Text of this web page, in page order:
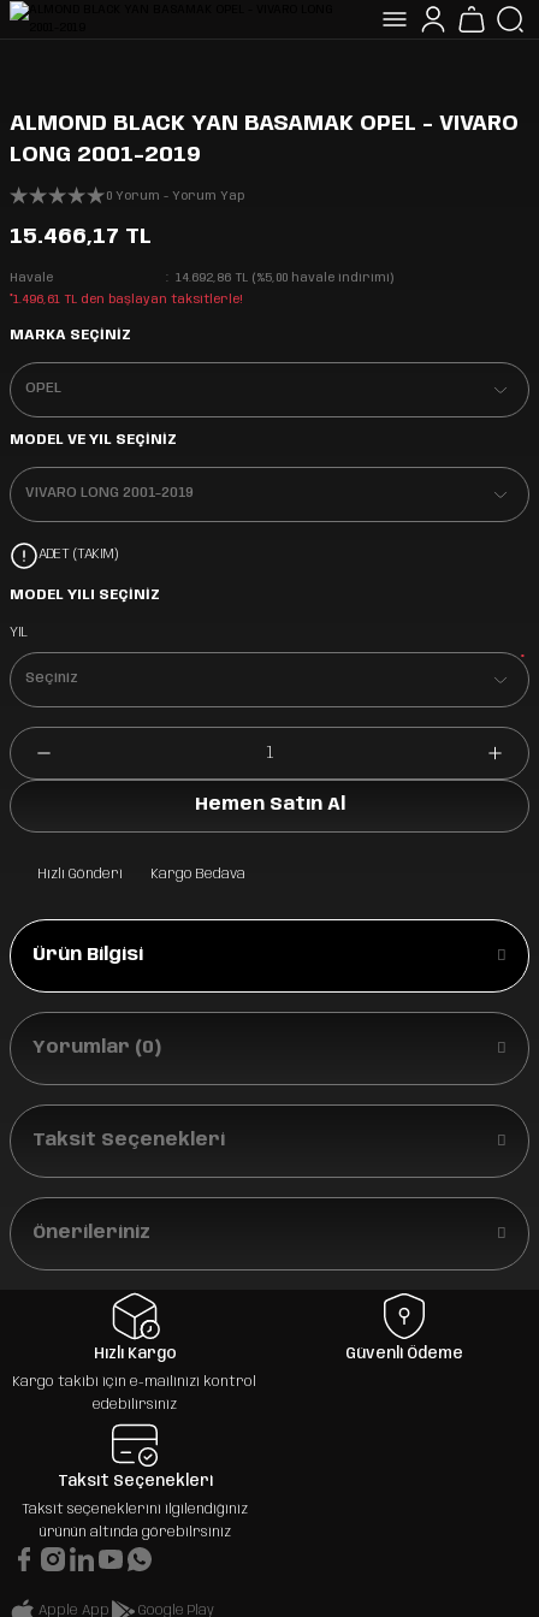
ALMOND BLACK YAN BASAMAK OPEL - VIVARO
LONG 2001-2019
0 Yorum - Yorum Yap
15.466,17 TL
Havale
14.692,86 TL (%5,00 havale indirimi)
*1.496,61 TL den başlayan taksitlerle!
MARKA SEÇİNİZ
MODEL VE YIL SEÇİNİZ
ADET (TAKIM)
MODEL YILI SEÇİNİZ
YIL
*
Hemen Satın Al
Hızlı Gönderi Kargo Bedava
Ürün Bilgisi
Yorumlar (0)
Taksit Seçenekleri
Önerileriniz
Hızlı Kargo
Kargo takibi için e-mailinizi kontrol
edebilirsiniz
Güvenli Ödeme
Taksit Seçenekleri
Taksit seçeneklerini ilgilendiğiniz
ürünün altında görebilrsiniz
Apple App Google Play